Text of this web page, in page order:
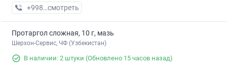
+998 (94) XXX-XX-XX
смотреть
Протаргол сложная, 10 г, мазь
Шерхон-Сервис, ЧФ (Узбекистан)
В наличии: 2 штуки (Обновлено 15 часов назад)